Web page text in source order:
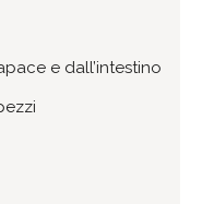
e dall’intestino